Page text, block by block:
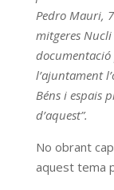
Pedro Mauri,
mitgeres
documentació
l’ajuntament
Béns i espais
d’aquest”.
No obrant
aquest tema